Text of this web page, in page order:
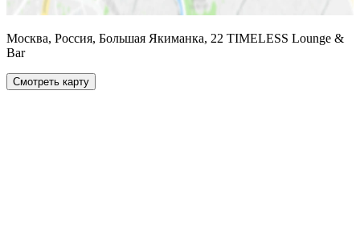
Москва, Россия, Большая Якиманка, 22 TIMELESS Lounge &
Bar
Смотреть карту